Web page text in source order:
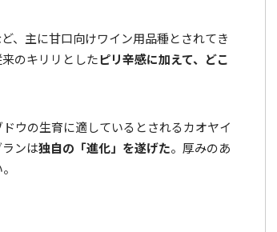
、主に甘口向けワイン用品種とされてき
のキリリとしたピリ辛感に加えて、どこ
ウの生育に適しているとされるカオヤイ
ンは独自の「進化」を遂げた。厚みのあ